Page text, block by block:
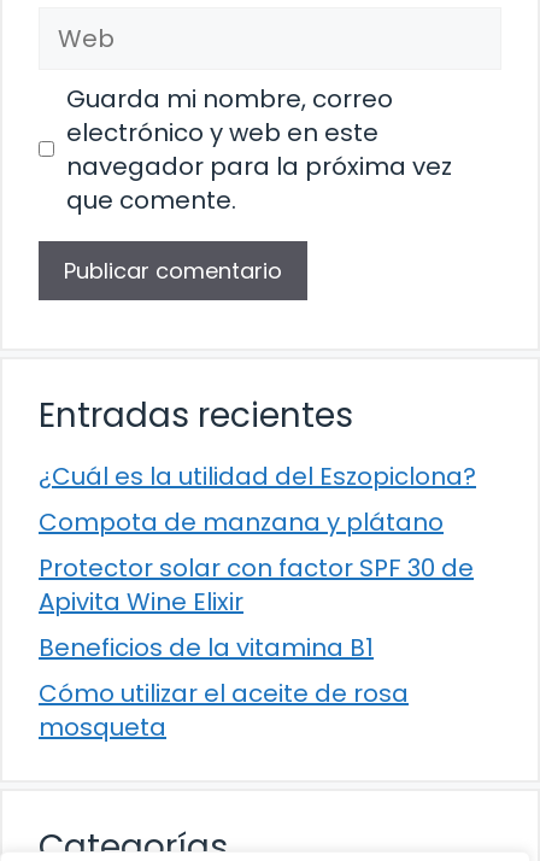
Web
Guarda mi nombre, correo
electrónico y web en este
navegador para la próxima vez
que comente.
Entradas recientes
¿Cuál es la utilidad del Eszopiclona?
Compota de manzana y plátano
Protector solar con factor SPF 30 de
Apivita Wine Elixir
Beneficios de la vitamina B1
Cómo utilizar el aceite de rosa
mosqueta
Categorías